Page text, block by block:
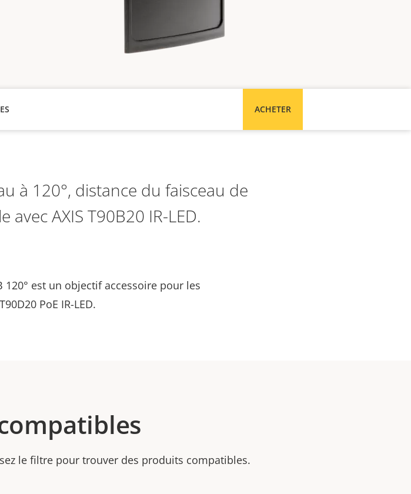
ACHETER
à 120°, distance du faisceau de
AXIS T90B20 IR-LED.
120° est un objectif accessoire pour les
PoE IR-LED.
le filtre pour trouver des produits compatibles.